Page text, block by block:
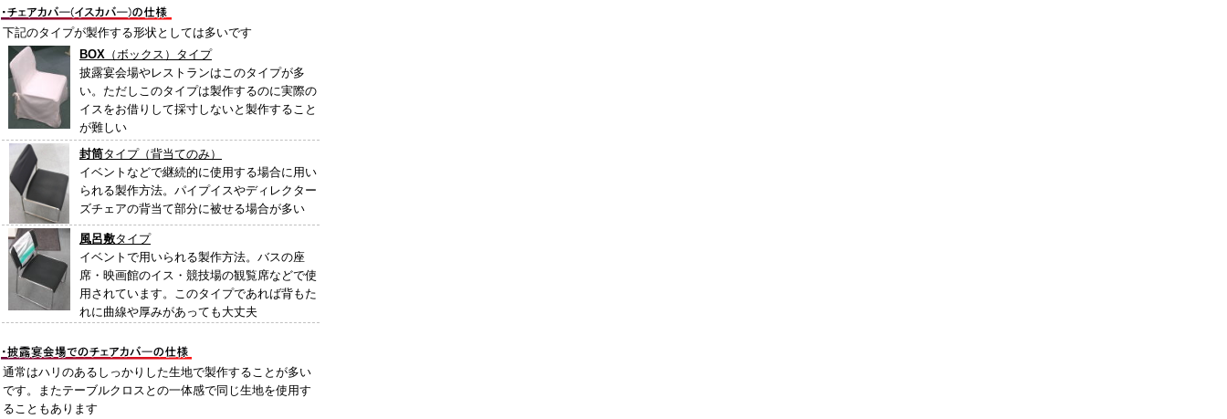
下記のタイプが製作する形状としては多いです
BOX （ボックス）タイプ
披露宴会場やレストランはこのタイプが多
い。ただしこのタイプは製作するのに実際の
イスをお借りして採寸しないと製作すること
が難しい
封筒タイプ（背当てのみ）
イベントなどで継続的に使用する場合に用い
られる製作方法。パイプイスやディレクター
ズチェアの背当て部分に被せる場合が多い
風呂敷タイプ
イベントで用いられる製作方法。バスの座
席・映画館のイス・競技場の観覧席などで使
用されています。このタイプであれば背もた
れに曲線や厚みがあっても大丈夫
通常はハリのあるしっかりした生地で製作することが多い
です。またテーブルクロスとの一体感で同じ生地を使用す
ることもあります